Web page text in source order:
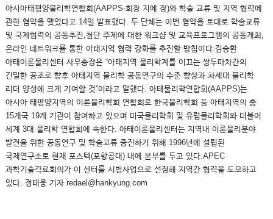
아시아태평양물리학연합회(AAPPS·회장 지에 장)와 학술 교류 및 지역 협력에
관한 협약을 맺었다고 14일 발표했다. 두 단체는 이번 협약을 토대로 학술교류
및 국제협력의 공동추진,첨단 주제에 대한 워크샵 및 교육프로그램의 공동개최,
온라인 네트워크를 통한 아태지역 협력 강화를 추진할 방침이다.김승환
아태이론물리센터 사무총장은 “아태지역 물리학계를 이끄는 쌍두마차간의
긴밀한 공조로 향후 아태지역 물리학 공동연구의 수준 향상과 차세대 물리학
리더 양성에 크게 기여할 것”이라고 말했다. 아태물리학연합회(AAPPS)는
아시아 태평양지역의 이론물리학회 연합회로 한국물리학회 등 아태지역의 총
15개국 19개 기관이 참여하고 있으며 미국물리학회 및 유럽물리학회와 더불어
세계 3대 물리학 연합회에 속한다. 아태이론물리센터는 지역내 이론물리분야
발전을 위한 공동연구 및 학술교류 증진하기 위해 1996년에 설립된
국제연구소로 현재 포스텍(포항공대) 내에 본부를 두고 있다.APEC
과학기술각료회의가 이 센터를 시범사업으로 선정해 지역간 협력을 도모하고
있다. 정태웅 기자 redael@hankyung.com